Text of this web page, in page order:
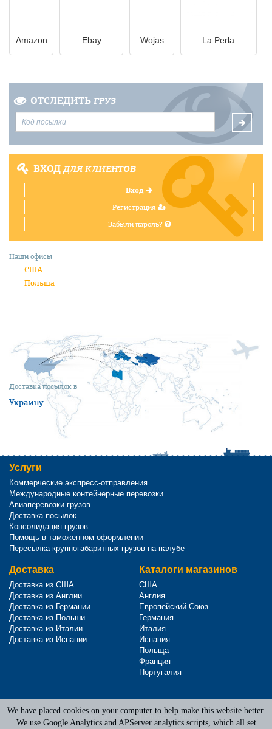
Amazon Ebay Wojas La Perla
ОТСЛЕДИТЬ ГРУЗ
ВХОДДЛЯ КЛИЕНТОВ
Вход
Регистрация
Забыли пароль?
Доставка посылок в
Украину
Наши офисы
США
Польша
Услуги
Коммерческие экспресс-отправления
Международные контейнерные перевозки
Авиаперевозки грузов
Доставка посылок
Консолидация грузов
Помощь в таможенном оформлении
Пересылка крупногабаритных грузов на палубе
Доставка
Доставка из США
Доставка из Англии
Доставка из Германии
Доставка из Польши
Доставка из Италии
Доставка из Испании
Каталоги магазинов
США
Англия
Европейский Союз
Германия
Италия
Испания
Польща
Франция
Португалия
Terms of Service
Privacy Policy
We have placed cookies on your computer to help make this website better.
We use Google Analytics and APServer analytics scripts, which all set